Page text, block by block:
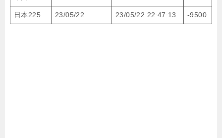
日本225 23/05/22 23/05/22 22:47:13 -9500